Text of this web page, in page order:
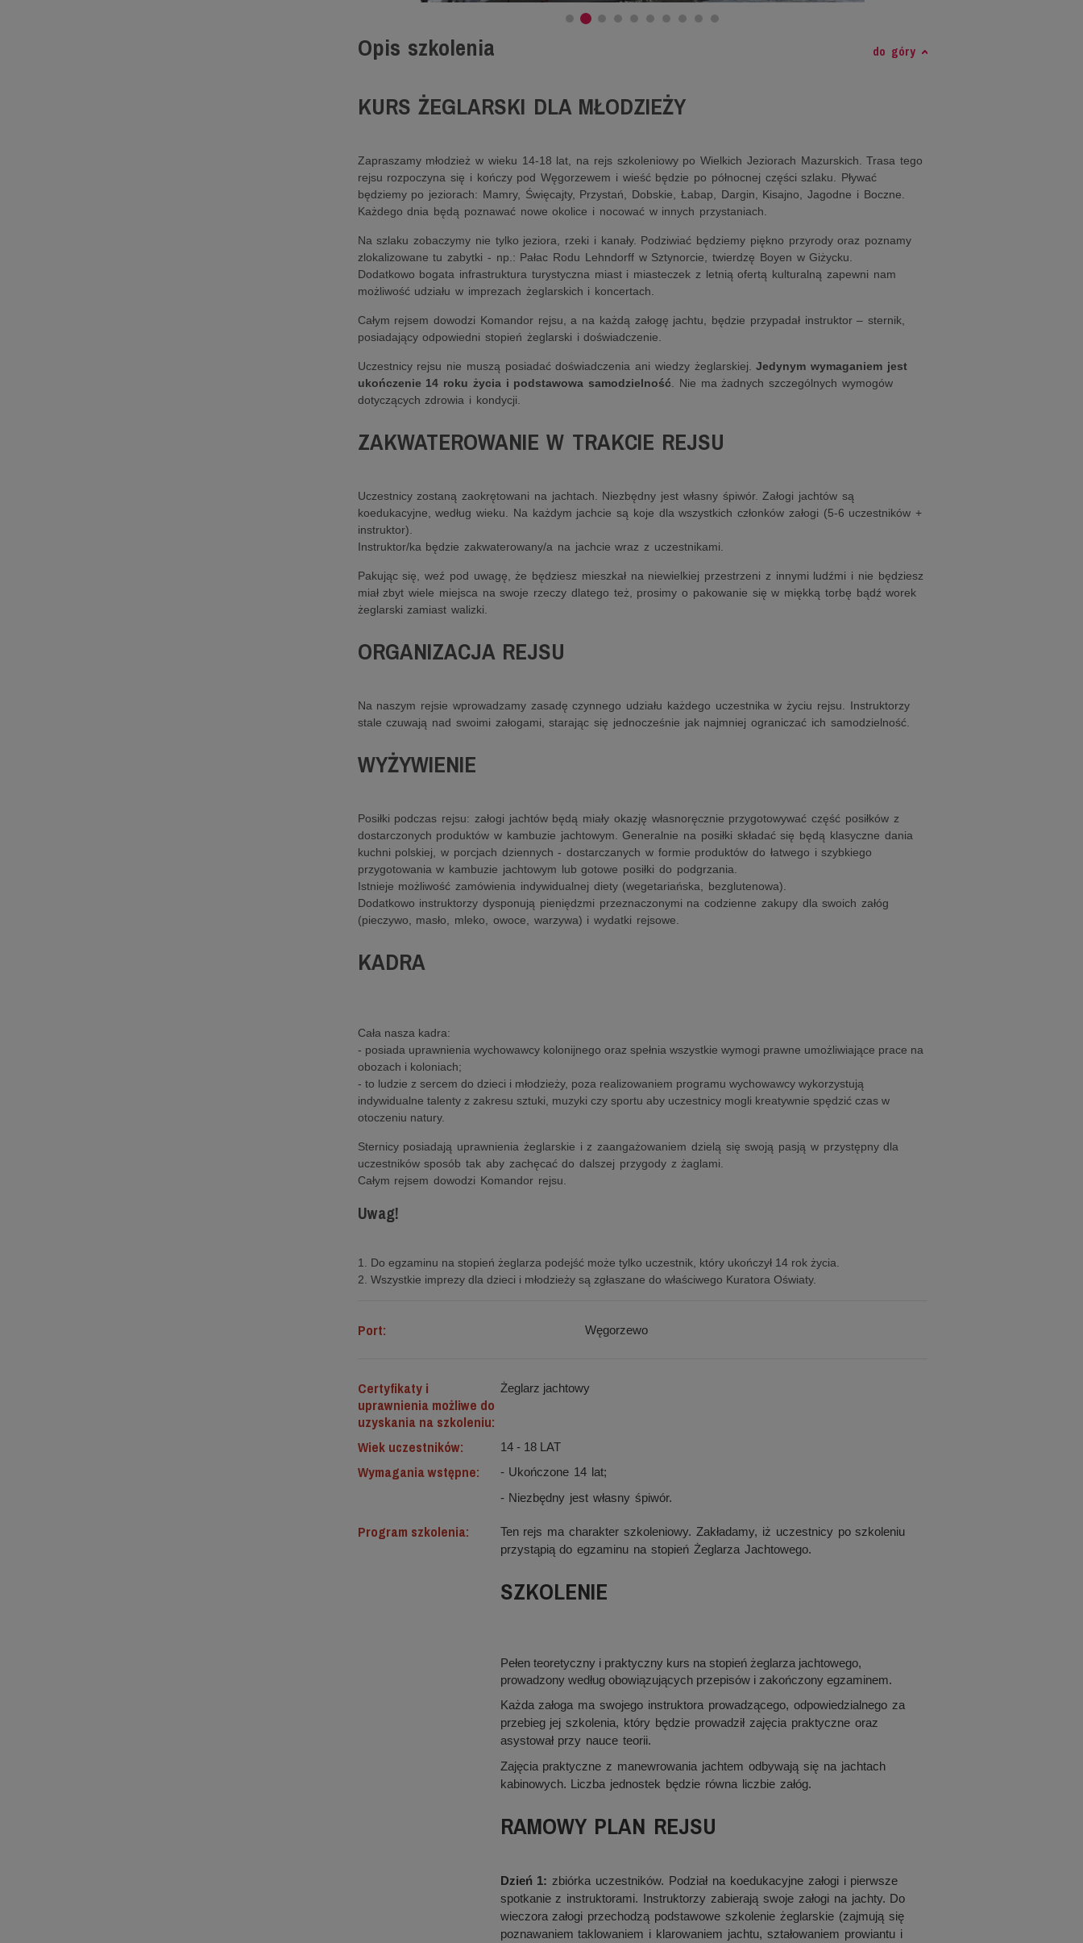
Opis szkolenia do góry
KURS ŻEGLARSKI DLA MŁODZIEŻY
Zapraszamy młodzież w wieku 14-18 lat, na rejs szkoleniowy po Wielkich Jeziorach Mazurskich. Trasa tego
rejsu rozpoczyna się i kończy pod Węgorzewem i wieść będzie po północnej części szlaku. Pływać
będziemy po jeziorach: Mamry, Święcajty, Przystań, Dobskie, Łabap, Dargin, Kisajno, Jagodne i Boczne.
Każdego dnia będą poznawać nowe okolice i nocować w innych przystaniach.
Na szlaku zobaczymy nie tylko jeziora, rzeki i kanały. Podziwiać będziemy piękno przyrody oraz poznamy
zlokalizowane tu zabytki - np.: Pałac Rodu Lehndorff w Sztynorcie, twierdzę Boyen w Giżycku.
Dodatkowo bogata infrastruktura turystyczna miast i miasteczek z letnią ofertą kulturalną zapewni nam
możliwość udziału w imprezach żeglarskich i koncertach.
Całym rejsem dowodzi Komandor rejsu, a na każdą załogę jachtu, będzie przypadał instruktor – sternik,
posiadający odpowiedni stopień żeglarski i doświadczenie.
Uczestnicy rejsu nie muszą posiadać doświadczenia ani wiedzy żeglarskiej.Jedynym wymaganiem jest
ukończenie 14 roku życia i podstawowa samodzielność . Nie ma żadnych szczególnych wymogów
dotyczących zdrowia i kondycji.
ZAKWATEROWANIE W TRAKCIE REJSU
Uczestnicy zostaną zaokrętowani na jachtach. Niezbędny jest własny śpiwór. Załogi jachtów są
koedukacyjne, według wieku. Na każdym jachcie są koje dla wszystkich członków załogi (5-6 uczestników +
instruktor).
Instruktor/ka będzie zakwaterowany/a na jachcie wraz z uczestnikami.
Pakując się, weź pod uwagę, że będziesz mieszkał na niewielkiej przestrzeni z innymi ludźmi i nie będziesz
miał zbyt wiele miejsca na swoje rzeczy dlatego też, prosimy o pakowanie się w miękką torbę bądź worek
żeglarski zamiast walizki.
ORGANIZACJA REJSU
Na naszym rejsie wprowadzamy zasadę czynnego udziału każdego uczestnika w życiu rejsu. Instruktorzy
stale czuwają nad swoimi załogami, starając się jednocześnie jak najmniej ograniczać ich samodzielność.
WYŻYWIENIE
Posiłki podczas rejsu: załogi jachtów będą miały okazję własnoręcznie przygotowywać część posiłków z
dostarczonych produktów w kambuzie jachtowym. Generalnie na posiłki składać się będą klasyczne dania
kuchni polskiej, w porcjach dziennych - dostarczanych w formie produktów do łatwego i szybkiego
przygotowania w kambuzie jachtowym lub gotowe posiłki do podgrzania.
Istnieje możliwość zamówienia indywidualnej diety (wegetariańska, bezglutenowa).
Dodatkowo instruktorzy dysponują pieniędzmi przeznaczonymi na codzienne zakupy dla swoich załóg
(pieczywo, masło, mleko, owoce, warzywa) i wydatki rejsowe.
KADRA
Cała nasza kadra:
- posiada uprawnienia wychowawcy kolonijnego oraz spełnia wszystkie wymogi prawne umożliwiające prace na
obozach i koloniach;
- to ludzie z sercem do dzieci i młodzieży, poza realizowaniem programu wychowawcy wykorzystują
indywidualne talenty z zakresu sztuki, muzyki czy sportu aby uczestnicy mogli kreatywnie spędzić czas w
otoczeniu natury.
Sternicy posiadają uprawnienia żeglarskie i z zaangażowaniem dzielą się swoją pasją w przystępny dla
uczestników sposób tak aby zachęcać do dalszej przygody z żaglami.
Całym rejsem dowodzi Komandor rejsu.
Uwag!
1. Do egzaminu na stopień żeglarza podejść może tylko uczestnik, który ukończył 14 rok życia.
2. Wszystkie imprezy dla dzieci i młodzieży są zgłaszane do właściwego Kuratora Oświaty.
Port: Węgorzewo
Certyfikaty i
uprawnienia możliwe do
uzyskania na szkoleniu:
Żeglarz jachtowy
Wiek uczestników: 14 - 18 LAT
Wymagania wstępne:
- Ukończone 14 lat;
- Niezbędny jest własny śpiwór.
Program szkolenia:
Ten rejs ma charakter szkoleniowy. Zakładamy, iż uczestnicy po szkoleniu
przystąpią do egzaminu na stopień Żeglarza Jachtowego.
SZKOLENIE
Pełen teoretyczny i praktyczny kurs na stopień żeglarza jachtowego,
prowadzony według obowiązujących przepisów i zakończony egzaminem.
Każda załoga ma swojego instruktora prowadzącego, odpowiedzialnego za
przebieg jej szkolenia, który będzie prowadził zajęcia praktyczne oraz
asystował przy nauce teorii.
Zajęcia praktyczne z manewrowania jachtem odbywają się na jachtach
kabinowych. Liczba jednostek będzie równa liczbie załóg.
RAMOWY PLAN REJSU
Dzień 1: zbiórka uczestników. Podział na koedukacyjne załogi i pierwsze
spotkanie z instruktorami. Instruktorzy zabierają swoje załogi na jachty. Do
wieczora załogi przechodzą podstawowe szkolenie żeglarskie (zajmują się
poznawaniem taklowaniem i klarowaniem jachtu, ształowaniem prowiantu i